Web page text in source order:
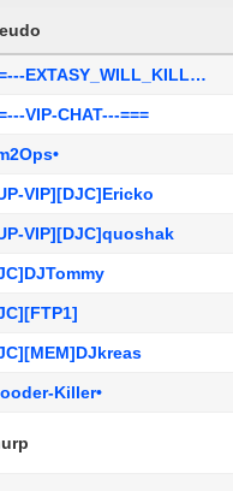
===---EXTASY_WILL_KILL_YOU---===
VIP-CHAT---===
VIP][DJC]Ericko
VIP][DJC]quoshak
Killer•